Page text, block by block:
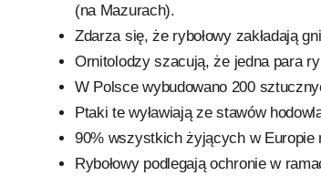
(na Mazurach).
Zdarza się, że rybołowy zakładają
Ornitolodzy szacują, że jedna para
W Polsce wybudowano 200
Ptaki te wyławiają ze stawów
90% wszystkich żyjących w Europie
Rybołowy podlegają ochronie w